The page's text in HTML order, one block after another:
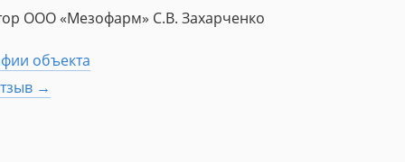
ООО «Мезофарм» С.В. Захарченко
объекта
→